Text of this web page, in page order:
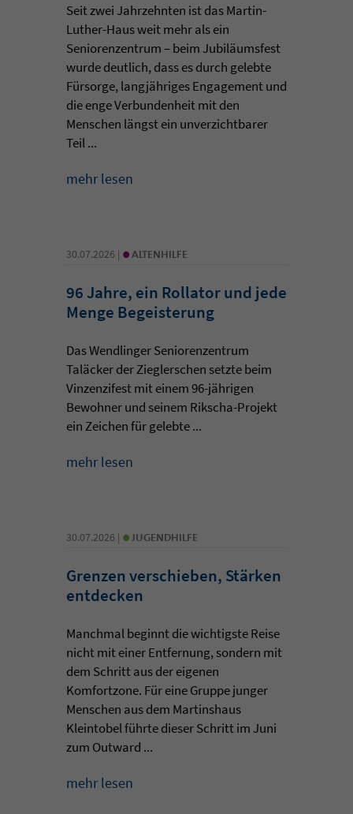
Seit zwei Jahrzehnten ist das Martin-
Luther-Haus weit mehr als ein
Seniorenzentrum – beim Jubiläumsfest
wurde deutlich, dass es durch gelebte
Fürsorge, langjähriges Engagement und
die enge Verbundenheit mit den
Menschen längst ein unverzichtbarer
Teil ...
mehr lesen
30.07.2026 | • ALTENHILFE
96 Jahre, ein Rollator und jede
Menge Begeisterung
Das Wendlinger Seniorenzentrum
Taläcker der Zieglerschen setzte beim
Vinzenzifest mit einem 96-jährigen
Bewohner und seinem Rikscha-Projekt
ein Zeichen für gelebte ...
mehr lesen
30.07.2026 | • JUGENDHILFE
Grenzen verschieben, Stärken
entdecken
Manchmal beginnt die wichtigste Reise
nicht mit einer Entfernung, sondern mit
dem Schritt aus der eigenen
Komfortzone. Für eine Gruppe junger
Menschen aus dem Martinshaus
Kleintobel führte dieser Schritt im Juni
zum Outward ...
mehr lesen